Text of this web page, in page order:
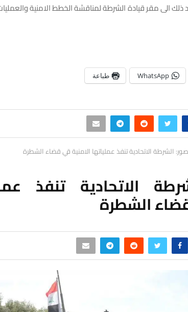
الى مقر قيادة الشرطة لمناقشة الخطط الامنية
WhatsApp طباعة
الشرطة الاتحادية تنفذ عملياتها الامنية قي قضاء الشطرة
الاتحادية تنفذ
الشطرة